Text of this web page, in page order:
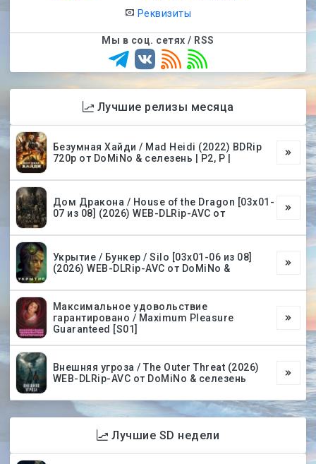
Реквизиты
Мы в соц. сетях / RSS
Лучшие релизы месяца
Безумная Хайди / Mad Heidi (2022) BDRip
720p от DoMiNo & селезень | P2, P |
Дом Дракона / House of the Dragon [03х01-
07 из 08] (2026) WEB-DLRip-AVC от
Укрытие / Бункер / Silo [03х01-06 из 08]
(2026) WEB-DLRip-AVC от DoMiNo &
Максимальное удовольствие
гарантировано / Maximum Pleasure
Guaranteed [S01]
Внешняя угроза / The Outer Threat (2026)
WEB-DLRip-AVC от DoMiNo & селезень
Лучшие SD недели